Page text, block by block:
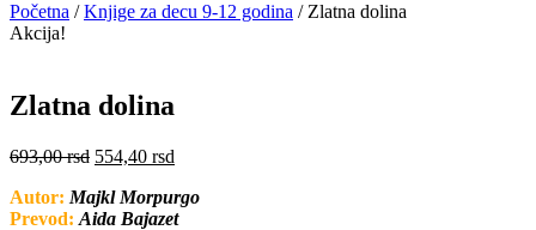
Početna /Knjige za decu 9-12 godina / Zlatna dolina
Akcija!
Zlatna dolina
693,00rsd 554,40 rsd
Autor: Majkl Morpurgo
Prevod: Aida Bajazet